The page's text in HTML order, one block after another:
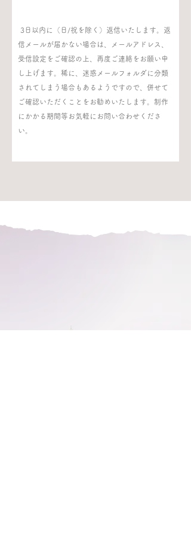
3日以内に（日/祝を除く）返信いたします。返
信メールが届かない場合は、メールアドレス、
受信設定をご確認の上、再度ご連絡をお願い申
し上げます。稀に、迷惑メールフォルダに分類
されてしまう場合もあるようですので、併せて
ご確認いただくことをお勧めいたします。制作
にかかる期間等お気軽にお問い合わせくださ
い。